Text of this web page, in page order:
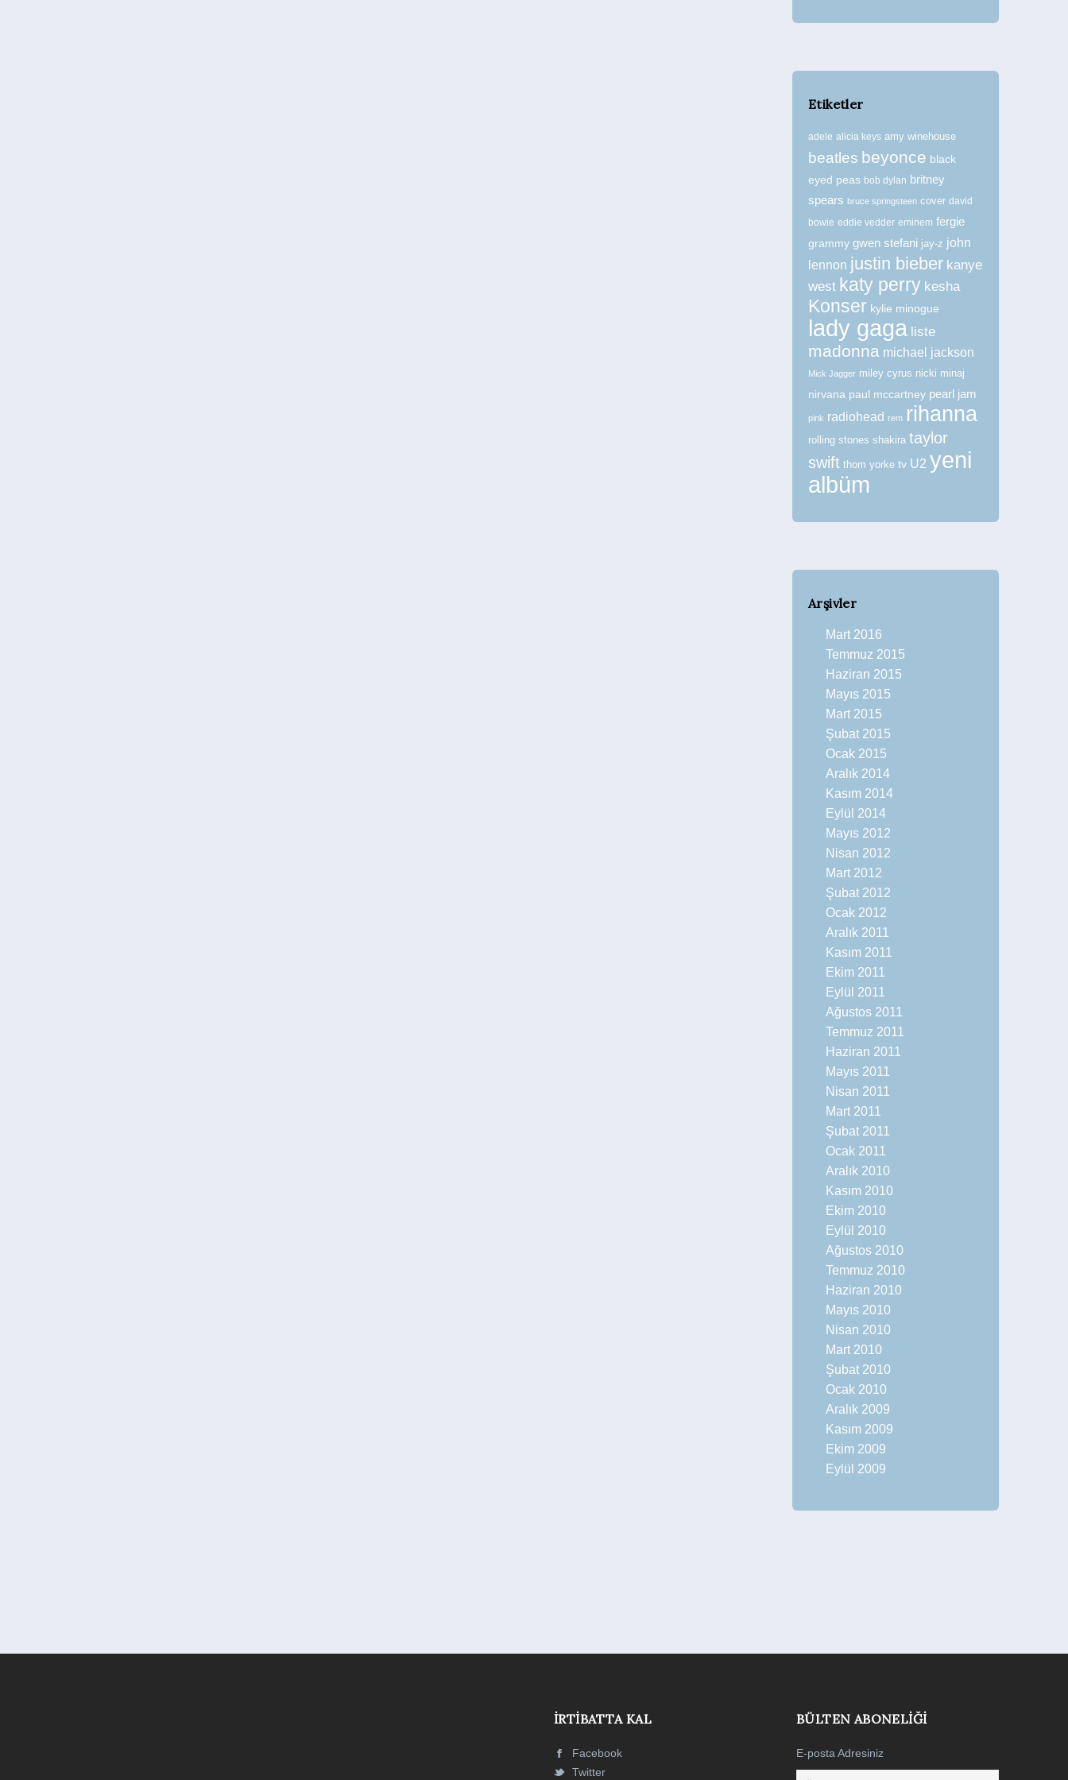
Etiketler
adele alicia keys amy winehouse
beatles beyonce black
eyed peas bob dylan britney
spears bruce springsteen cover david
bowie eddie vedder eminem fergie
grammy gwen stefani jay-z john
lennon justin bieber kanye
west katy perry kesha
Konser kylie minogue
lady gaga liste
madonna michael jackson
Mick Jagger miley cyrus nicki minaj
nirvana paul mccartney pearl jam
pink radiohead rem rihanna
rolling stones shakira taylor
swift thom yorke tv U2 yeni
albüm
Arşivler
Mart 2016
Temmuz 2015
Haziran 2015
Mayıs 2015
Mart 2015
Şubat 2015
Ocak 2015
Aralık 2014
Kasım 2014
Eylül 2014
Mayıs 2012
Nisan 2012
Mart 2012
Şubat 2012
Ocak 2012
Aralık 2011
Kasım 2011
Ekim 2011
Eylül 2011
Ağustos 2011
Temmuz 2011
Haziran 2011
Mayıs 2011
Nisan 2011
Mart 2011
Şubat 2011
Ocak 2011
Aralık 2010
Kasım 2010
Ekim 2010
Eylül 2010
Ağustos 2010
Temmuz 2010
Haziran 2010
Mayıs 2010
Nisan 2010
Mart 2010
Şubat 2010
Ocak 2010
Aralık 2009
Kasım 2009
Ekim 2009
Eylül 2009
İRTIBATTA KAL
Facebook
Twitter
BÜLTEN ABONELIĞI
E-posta Adresiniz